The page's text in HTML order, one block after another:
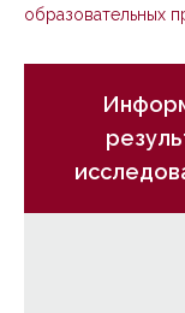
образовательных